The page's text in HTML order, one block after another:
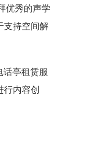
优秀的声学
支持空间解
话亭租赁服
内容创